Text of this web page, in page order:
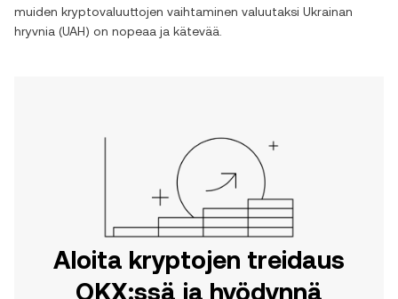
muiden kryptovaluuttojen vaihtaminen valuutaksi Ukrainan
hryvnia (UAH) on nopeaa ja kätevää.
Aloita kryptojen treidaus
OKX:ssä ja hyödynnä